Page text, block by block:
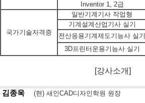
Inventor 1, 2급
국가기술자격증
일반기계기사 작업형
기계설계산업기사 실기
전산응용기계제도기능사 실기
3D프린터운용기능사 실기
[강사소개]
김종욱 (현) 새인CAD디자인학원 원장